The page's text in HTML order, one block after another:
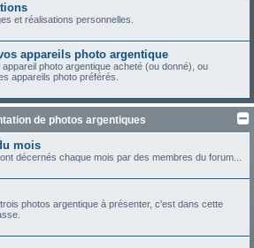
et réalisations personnelles.
appareils photo argentique
photo argentique acheté (ou donné), ou
appareils photo préférés.
de photos argentiques
mois
décernés chaque mois par des membres du forum...
photos argentique à présenter, c'est dans cette